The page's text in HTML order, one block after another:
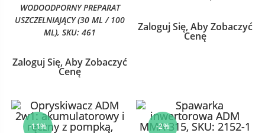
WODOODPORNY PREPARAT
USZCZELNIAJĄCY (30 ML / 100
ML), SKU: 461
Zaloguj Się, Aby Zobaczyć
Cenę
Zaloguj Się, Aby Zobaczyć
Cenę
-11% -2%